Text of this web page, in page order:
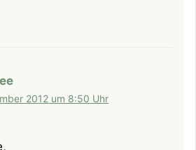
2012 um 8:50 Uhr